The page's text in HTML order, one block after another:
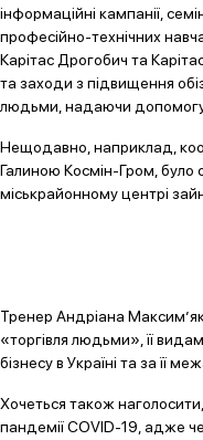
інформаційні кампанії,
професійно-технічних
Карітас Дрогобич та
та заходи з підвищення
людьми, надаючи
Нещодавно, наприклад,
Галиною Космін-Гром, було
міськрайонному центрі
Тренер Андріана
«торгівля людьми», її
бізнесу в Україні та за її
Хочеться також
пандемії COVID-19, адже